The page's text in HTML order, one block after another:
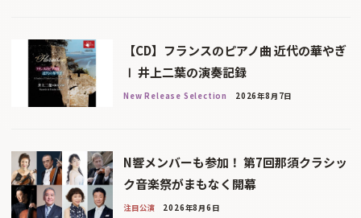
【CD】フランスのピアノ曲 近代の華やぎ
Ⅰ 井上二葉の演奏記録
New Release Selection 2026年8月7日
N響メンバーも参加！ 第7回那須クラシッ
ク音楽祭がまもなく開幕
注目公演 2026年8月6日